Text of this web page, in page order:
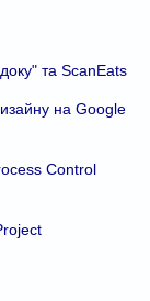
та ScanEats
на Google
Control